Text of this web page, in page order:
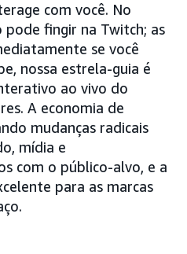
com você. No
pode fingir na Twitch; as
se você
nossa estrela-guia é
ao vivo do
A economia de
mudanças radicais
mídia e
com o público-alvo, e a
para as marcas